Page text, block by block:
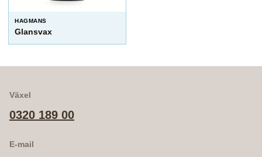
HAGMANS
Glansvax
Växel
0320 189 00
E-mail